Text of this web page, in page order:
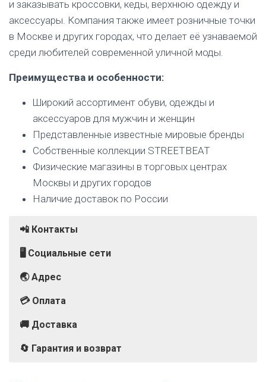
и заказывать кроссовки, кеды, верхнюю одежду и
аксессуары. Компания также имеет розничные точки
в Москве и других городах, что делает её узнаваемой
среди любителей современной уличной моды.
Преимущества и особенности:
Широкий ассортимент обуви, одежды и
аксессуаров для мужчин и женщин
Представленные известные мировые бренды
Собственные коллекции STREETBEAT
Физические магазины в торговых центрах
Москвы и других городов
Наличие доставок по России
📲 Контакты
🖥️ Социальные сети
🌏 Адрес
💳 Оплата
🚚 Доставка
🔄 Гарантия и возврат